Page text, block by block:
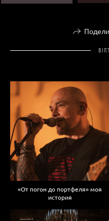
«От погон до портфеля» моя
история